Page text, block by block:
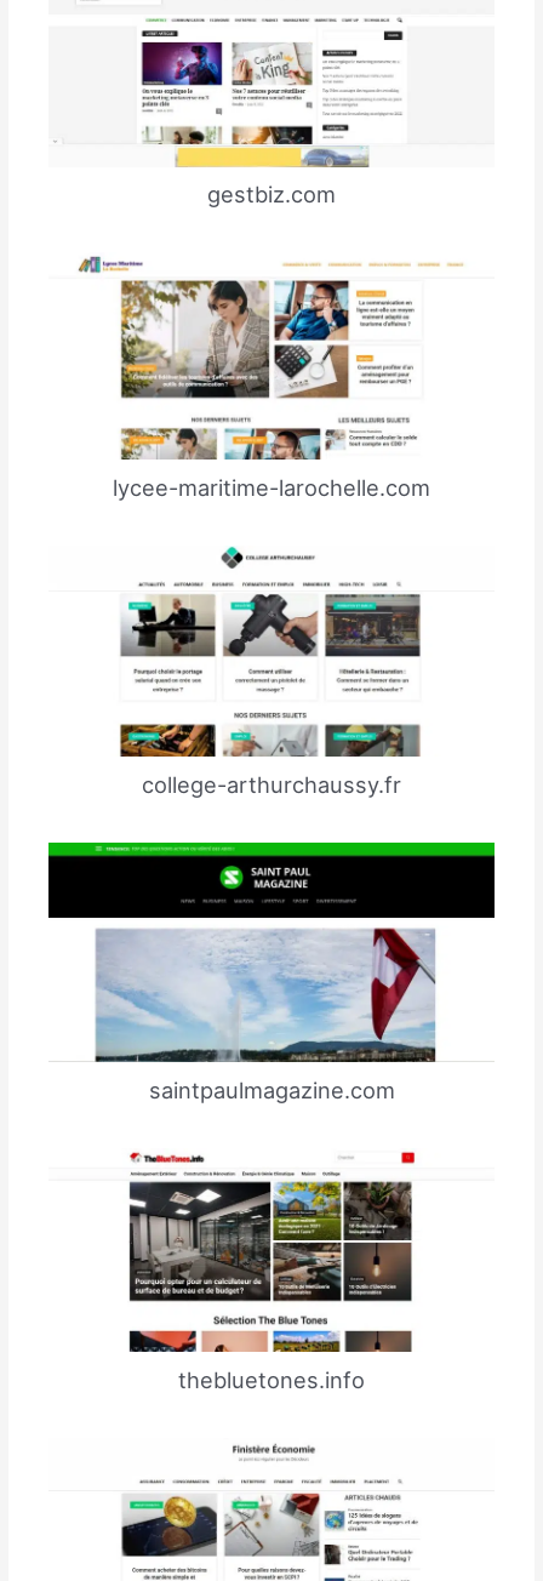
gestbiz.com
lycee-maritime-larochelle.com
college-arthurchaussy.fr
saintpaulmagazine.com
thebluetones.info